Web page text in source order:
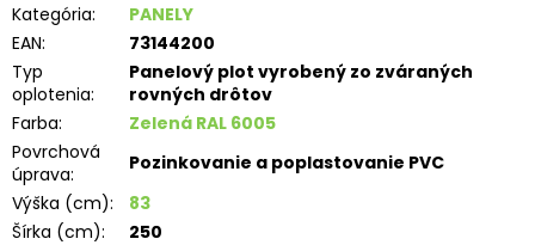
Kategória:
PANELY
EAN:
73144200
Typ
oplotenia:
Panelový plot vyrobený zo zváraných
rovných drôtov
Farba:
Zelená RAL 6005
Povrchová
úprava:
Pozinkovanie a poplastovanie PVC
Výška (cm):
83
Šírka (cm):
250